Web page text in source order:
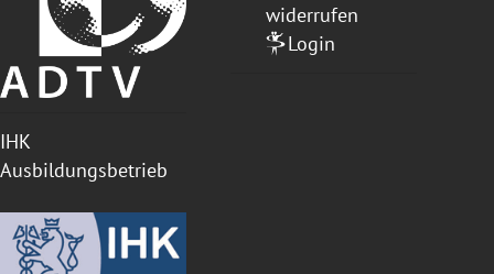
IHK
Ausbildungsbetrieb
widerrufen
Login